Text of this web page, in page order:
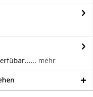
mehr